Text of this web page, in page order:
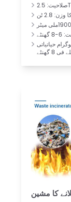
2.8 ٹن
کا استعمال: 50-80 کلوگرام حیاتیاتی
8 گھنٹے
کا مشین